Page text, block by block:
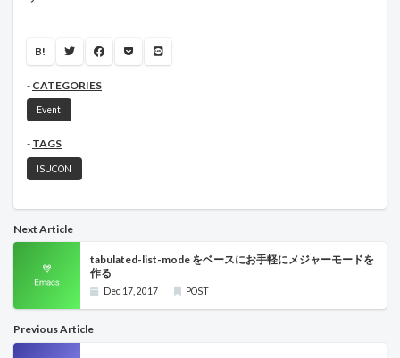
B!
CATEGORIES
Event
TAGS
ISUCON
Next Article
tabulated-list-mode をベースにお手軽にメジャーモードを
作る
Dec 17, 2017 POST
Previous Article